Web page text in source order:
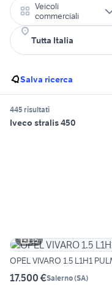
Veicoli
commerciali
Salva ricerca
445 risultati
Iveco stralis 450
15
OPEL VIVARO 1.5 L1H1
17.500 €Salerno(SA)